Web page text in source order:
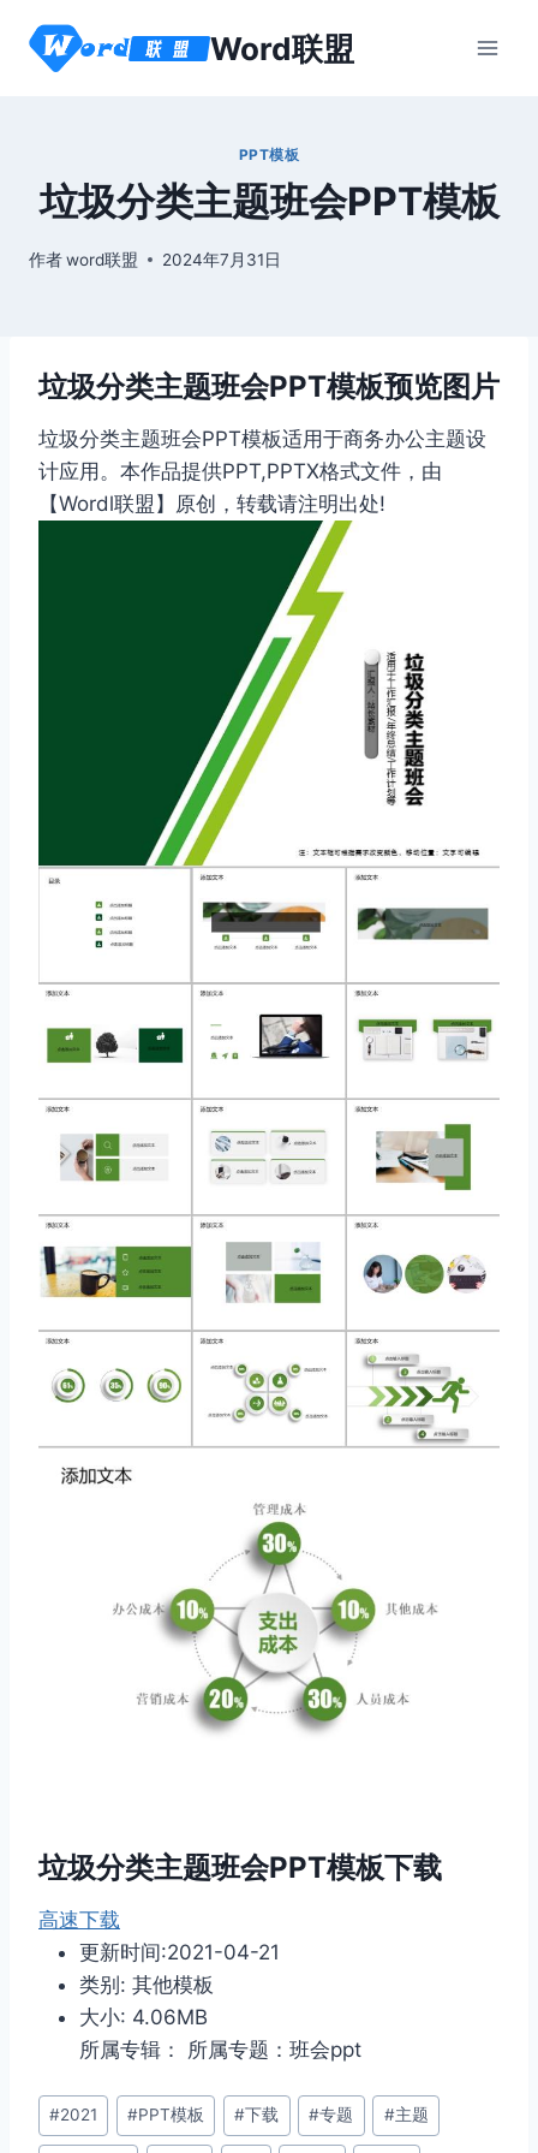
Word联盟
PPT模板
垃圾分类主题班会PPT模板
作者word联盟 2024年7月31日
垃圾分类主题班会PPT模板预览图片
垃圾分类主题班会PPT模板适用于商务办公主题设
计应用。本作品提供PPT,PPTX格式文件，由
【Wordl联盟】原创，转载请注明出处!
垃圾分类主题班会PPT模板下载
高速下载
更新时间:2021-04-21
类别: 其他模板
大小: 4.06MB
所属专辑： 所属专题：班会ppt
文
章
#2021 #PPT模板 #下载 #专题 #主题